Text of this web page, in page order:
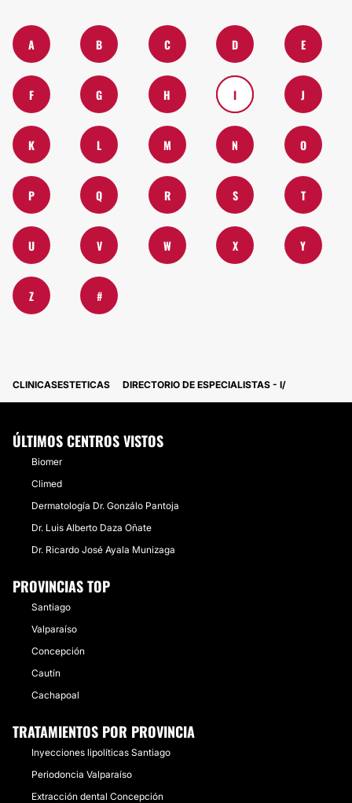
A B C D E
F G H I J
K L M N O
P Q R S T
U V W X Y
Z #
CLINICASESTETICAS DIRECTORIO DE ESPECIALISTAS - I
ÚLTIMOS CENTROS VISTOS
Biomer
Climed
Dermatología Dr. Gonzálo Pantoja
Dr. Luis Alberto Daza Oñate
Dr. Ricardo José Ayala Munizaga
PROVINCIAS TOP
Santiago
Valparaíso
Concepción
Cautín
Cachapoal
TRATAMIENTOS POR PROVINCIA
Inyecciones lipolíticas Santiago
Periodoncia Valparaíso
Extracción dental Concepción